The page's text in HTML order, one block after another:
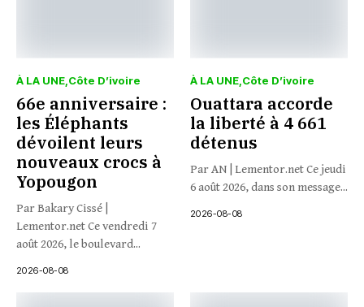
À LA UNE Côte D’ivoire
66e anniversaire :
les Éléphants
dévoilent leurs
nouveaux crocs à
Yopougon
Par Bakary Cissé |
Lementor.net Ce vendredi 7
août 2026, le boulevard...
2026-08-08
À LA UNE Côte D’ivoire
Ouattara accorde
la liberté à 4 661
détenus
Par AN | Lementor.net Ce jeudi
6 août 2026, dans son message...
2026-08-08